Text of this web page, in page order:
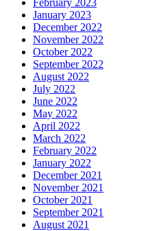
January 2023
December 2022
November 2022
October 2022
September 2022
August 2022
July 2022
June 2022
May 2022
April 2022
March 2022
February 2022
January 2022
December 2021
November 2021
October 2021
September 2021
August 2021